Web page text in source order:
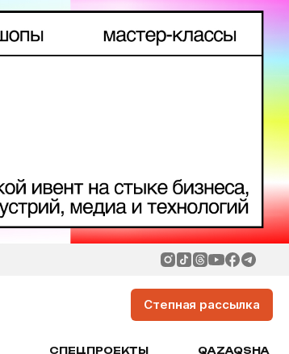
Степная рассылка
СПЕЦПРОЕКТЫ QAZAQSHA